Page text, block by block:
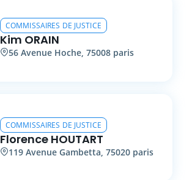
COMMISSAIRES DE JUSTICE
Kim ORAIN
56 Avenue Hoche, 75008 paris
COMMISSAIRES DE JUSTICE
Florence HOUTART
119 Avenue Gambetta, 75020 paris